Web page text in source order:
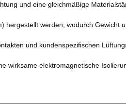
und eine gleichmäßige
hergestellt werden, wodurch Gewicht
und kundenspezifischen
wirksame elektromagnetische